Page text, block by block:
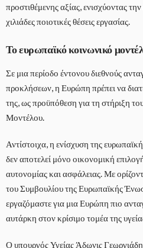
προστιθέμενης αξίας, ενισχύοντας
χιλιάδες ποιοτικές θέσεις εργασίας.
Το ευρωπαϊκό κοινωνικό
Σε μια περίοδο έντονου διεθνούς
προκλήσεων, η Ευρώπη πρέπει να
της, ως προϋπόθεση για τη στήριξη
Μοντέλου.
Αντίστοιχα, η ενίσχυση της
δεν αποτελεί μόνο οικονομική
αυτονομίας και ασφάλειας. Με
του Συμβουλίου της Ευρωπαϊκής
εργαζόμαστε για μια Ευρώπη πιο
αυτάρκη στον κρίσιμο τομέα της
Ο υπουργός Υγείας Άδωνις